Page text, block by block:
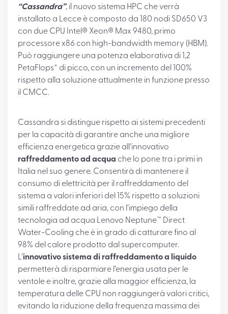
“Cassandra”, il nuovo sistema HPC che verrà
installato a Lecce è composto da 180 nodi SD650 V3
con due CPU Intel® Xeon® Max 9480, primo
processore x86 con high-bandwidth memory (HBM).
Può raggiungere una potenza elaborativa di 1,2
PetaFlops* di picco, con un incremento del 100%
rispetto alla soluzione attualmente in funzione presso
il CMCC.
Cassandra si distingue rispetto ai sistemi precedenti
per la capacità di garantire anche una migliore
efficienza energetica grazie all’innovativo
raffreddamento ad acqua che lo pone tra i primi in
Italia nel suo genere. Consentirà di mantenere il
consumo di elettricità per il raffreddamento del
sistema a valori inferiori del 15% rispetto a soluzioni
simili raffreddate ad aria, con l’impiego della
tecnologia ad acqua Lenovo Neptune™ Direct
Water-Cooling che è in grado di catturare fino al
98% del calore prodotto dal supercomputer.
L’innovativo sistema di raffreddamento a liquido
permetterà di risparmiare l’energia usata per le
ventole e inoltre, grazie alla maggior efficienza, la
temperatura delle CPU non raggiungerà valori critici,
evitando la riduzione della frequenza massima dei